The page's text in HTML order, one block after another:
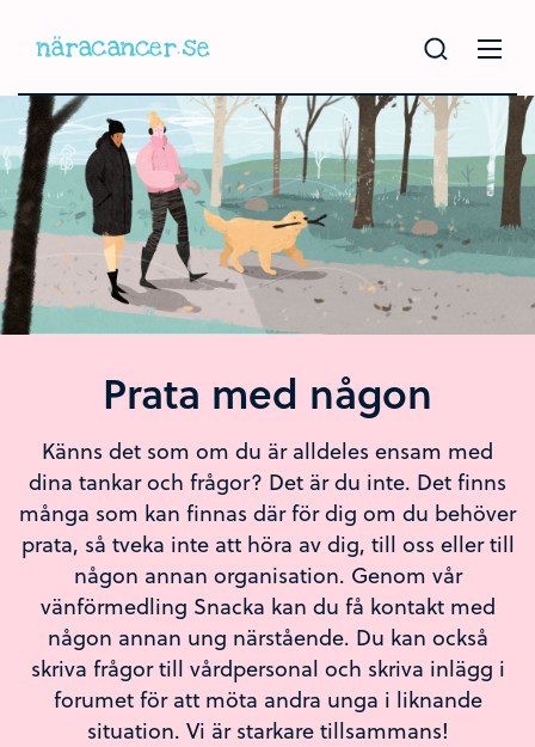
Prata med någon
Känns det som om du är alldeles ensam med
dina tankar och frågor? Det är du inte. Det finns
många som kan finnas där för dig om du behöver
prata, så tveka inte att höra av dig, till oss eller till
någon annan organisation. Genom vår
vänförmedling Snacka kan du få kontakt med
någon annan ung närstående. Du kan också
skriva frågor till vårdpersonal och skriva inlägg i
forumet för att möta andra unga i liknande
situation. Vi är starkare tillsammans!